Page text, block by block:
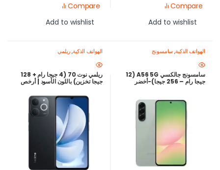
Compare
Add to wishlist
Compare
Add to wishlist
الهواتف الذكية,سامسونج
سامسونج جالكسي A56 5G (12
جيجا رام – 256 جيجا)-أخضر
الهواتف الذكية,ريلمي
ريلمي نوت 70 (4 جيجا رام + 128
جيجا تخزين) باللون الأسود | أرخص